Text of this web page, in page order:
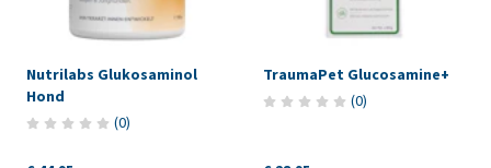
Nutrilabs Glukosaminol
Hond
(0)
TraumaPet Glucosamine+
(0)